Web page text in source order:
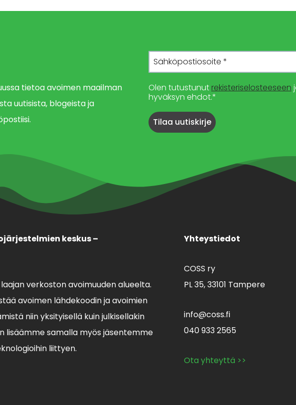
tietoa avoimen maailman
uutisista, blogeista ja
Olen tutustunut rekisteriselosteeseen
hyväksyn ehdot.*
keskus –
verkoston avoimuuden alueelta.
avoimen lähdekoodin ja avoimien
niin yksityisellä kuin julkisellakin
lisäämme samalla myös jäsentemme
liittyen.
Yhteystiedot
COSS ry
PL 35,33101 Tampere
info@coss.fi
040 933 2565
Ota yhteyttä >>